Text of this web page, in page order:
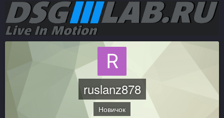
ruslanz878
Новичок